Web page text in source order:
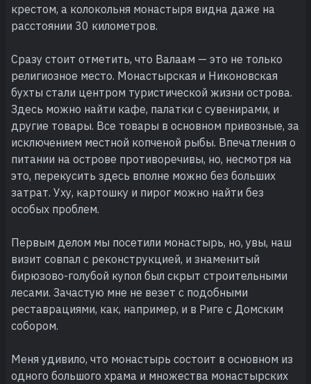
крестом, а колокольня монастыря видна даже на
расстоянии 30 километров.
Сразу стоит отметить, что Валаам — это не только
религиозное место. Монастырская и Никоновская
бухты стали центром туристической жизни острова.
Здесь можно найти кафе, палатки с сувенирами, и
другие товары. Все товары в основном привозные, за
исключением местной копченой рыбы. Впечатления о
питании на острове противоречивы, но, несмотря на
это, перекусить здесь вполне можно без больших
затрат. Уху, картошку и пирог можно найти без
особых проблем.
Первым делом мы посетили монастырь, но, увы, наш
визит совпал с реконструкцией, и знаменитый
бирюзово-голубой купол был скрыт строительными
лесами. Зачастую мне не везет с подобными
реставрациями, как, например, и в Риге с Домским
собором.
Меня удивило, что монастырь состоит в основном из
одного большого храма и множества монастырских